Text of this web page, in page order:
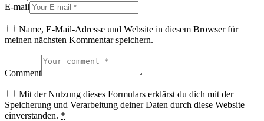
E-mail
Name, E-Mail-Adresse und Website in diesem Browser für
meinen nächsten Kommentar speichern.
Comment
Mit der Nutzung dieses Formulars erklärst du dich mit der
Speicherung und Verarbeitung deiner Daten durch diese Website
einverstanden. *